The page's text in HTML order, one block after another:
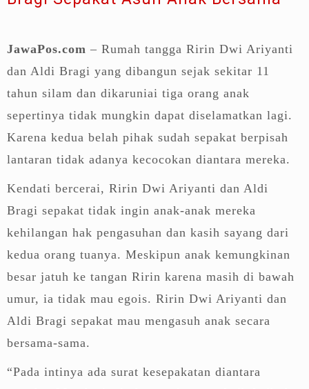
JawaPos.com – Rumah tangga Ririn Dwi Ariyanti
dan Aldi Bragi yang dibangun sejak sekitar 11
tahun silam dan dikaruniai tiga orang anak
sepertinya tidak mungkin dapat diselamatkan lagi.
Karena kedua belah pihak sudah sepakat berpisah
lantaran tidak adanya kecocokan diantara mereka.
Kendati bercerai, Ririn Dwi Ariyanti dan Aldi
Bragi sepakat tidak ingin anak-anak mereka
kehilangan hak pengasuhan dan kasih sayang dari
kedua orang tuanya. Meskipun anak kemungkinan
besar jatuh ke tangan Ririn karena masih di bawah
umur, ia tidak mau egois. Ririn Dwi Ariyanti dan
Aldi Bragi sepakat mau mengasuh anak secara
bersama-sama.
“Pada intinya ada surat kesepakatan diantara